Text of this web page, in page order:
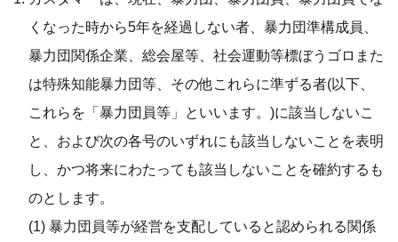
くなった時から5年を経過しない者、暴力団準構成員、
暴力団関係企業、総会屋等、社会運動等標ぼうゴロまた
は特殊知能暴力団等、その他これらに準ずる者(以下、
これらを「暴力団員等」といいます。)に該当しないこ
と、および次の各号のいずれにも該当しないことを表明
し、かつ将来にわたっても該当しないことを確約するも
のとします。
(1) 暴力団員等が経営を支配していると認められる関係